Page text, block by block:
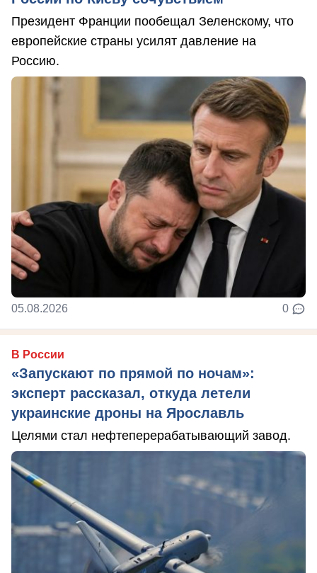
Президент Франции пообещал Зеленскому, что
европейские страны усилят давление на
Россию.
05.08.2026 0
В России
«Запускают по прямой по ночам»:
эксперт рассказал, откуда летели
украинские дроны на Ярославль
Целями стал нефтеперерабатывающий завод.